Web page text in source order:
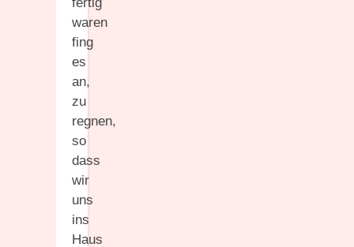
waren
fing
es
an,
zu
regnen,
so
dass
wir
uns
ins
Haus